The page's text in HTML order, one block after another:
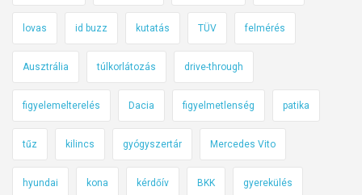
lovas id buzz kutatás TÜV felmérés
Ausztrália túlkorlátozás drive-through
figyelemelterelés Dacia figyelmetlenség patika
tűz kilincs gyógyszertár Mercedes Vito
hyundai kona kérdőív BKK gyerekülés